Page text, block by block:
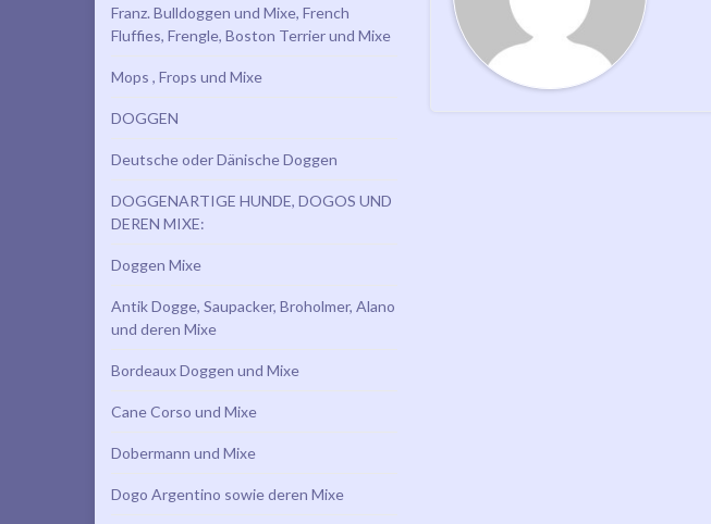
Franz. Bulldoggen und Mixe, French
Fluffies, Frengle, Boston Terrier und Mixe
Mops , Frops und Mixe
DOGGEN
Deutsche oder Dänische Doggen
DOGGENARTIGE HUNDE, DOGOS UND
DEREN MIXE:
Doggen Mixe
Antik Dogge, Saupacker, Broholmer, Alano
und deren Mixe
Bordeaux Doggen und Mixe
Cane Corso und Mixe
Dobermann und Mixe
Dogo Argentino sowie deren Mixe